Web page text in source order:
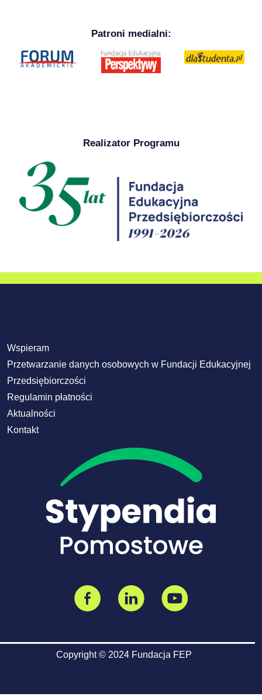
Patroni medialni:
Realizator Programu
Wspieram
Przetwarzanie danych osobowych w Fundacji Edukacyjnej
Przedsiębiorczości
Regulamin płatności
Aktualności
Kontakt
Copyright © 2024 Fundacja FEP